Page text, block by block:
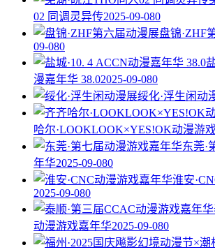
02 同调灵异传2025-09-080
盘锦·ZHF
09-080
漫嘉年华 38.02025-09-080
绥化·浮生闲动
哈尔·LOOKLOOK×YES!OK动漫游
东莞·
年华2025-09-080
淮安
2025-09-080
动漫游戏嘉年华2025-09-080